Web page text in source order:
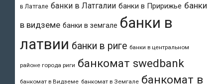
в Латгале банки в Латгалии банки в Пририжье банки
в видземе банки в земгале банки в
латвии банки в риге банки в центральном
районе города риги банкомат swedbank
банкомат в Видземе банкомат в Земгале банкомат в